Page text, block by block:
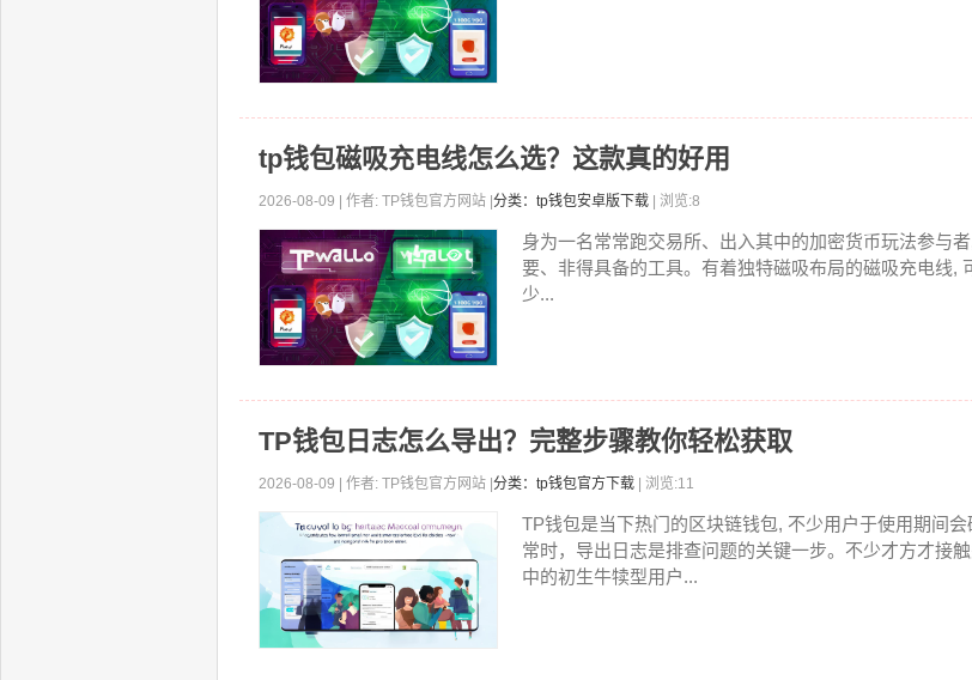
tp钱包磁吸充电线怎么选？这款真的好用
2026-08-09 | 作者: TP钱包官方网站 | 分类：tp钱包安卓版下载 | 浏览:8
身为一名常常跑交易所、出入其中的加密货币玩法参与
要、非得具备的工具。有着独特磁吸布局的磁吸充电线,
少...
TP钱包日志怎么导出？完整步骤教你轻松获取
2026-08-09 | 作者: TP钱包官方网站 | 分类：tp钱包官方下载 | 浏览:11
TP钱包是当下热门的区块链钱包, 不少用户于使用期间
常时，导出日志是排查问题的关键一步。不少才方才接
中的初生牛犊型用户...